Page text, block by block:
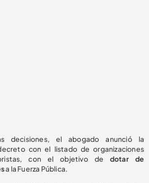
decisiones, el abogado anunció la
con el listado de organizaciones
con el objetivo de dotar de
a la Fuerza Pública.